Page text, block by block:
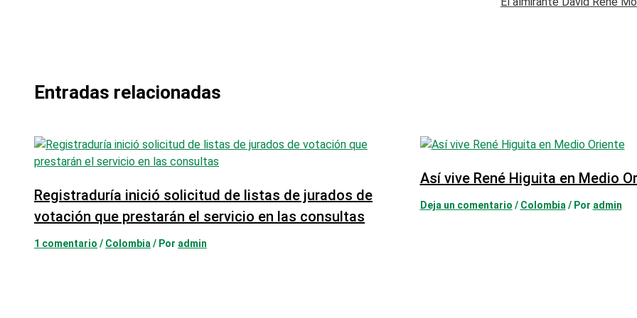
Entradas relacionadas
Registraduría inició solicitud de listas de jurados de
votación que prestarán el servicio en las consultas
1 comentario / Colombia/ Por admin
Así vive René Higuita en Medio
Deja un comentario / Colombia/ Por admin